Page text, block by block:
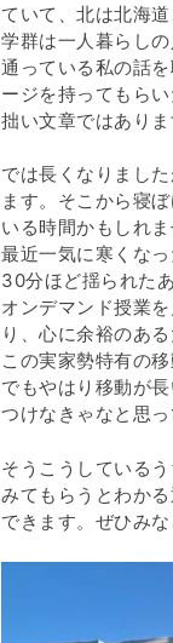
ていて、北は北海
学群は一人暮らし
通っている私の話
ージを持ってもら
拙い文章ではあり
では長くなりまし
ます。そこから寝
いる時間かもしれま
最近一気に寒くな
30分ほど揺られた
オンデマンド授業
り、心に余裕のあ
この実家勢特有の
でもやはり移動が
つけなきゃなと思っ
そうこうしている
みてもらうとわか
できます。ぜひみ